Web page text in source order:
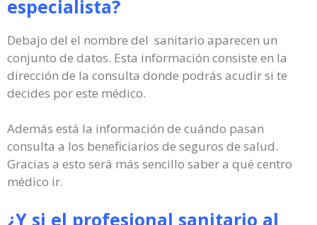
especialista?
Debajo del el nombre del sanitario aparecen un
conjunto de datos. Esta información consiste en la
dirección de la consulta donde podrás acudir si te
decides por este médico.
Además está la información de cuándo pasan
consulta a los beneficiarios de seguros de salud.
Gracias a esto será más sencillo saber a qué centro
médico ir.
¿Y si el profesional sanitario al